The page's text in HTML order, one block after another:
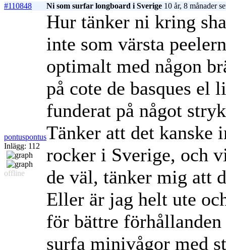
#110848
Ni som surfar longboard i Sverige 10 år, 8 månader
pontuspontus
Inlägg: 112
offline
Hur tänker ni kring
inte som värsta
optimalt med någon
på cote de basques el
funderat på något
Tänker att det kanske
rocker i Sverige, och
de väl, tänker mig att
Eller är jag helt ute
för bättre
surfa minivågor med